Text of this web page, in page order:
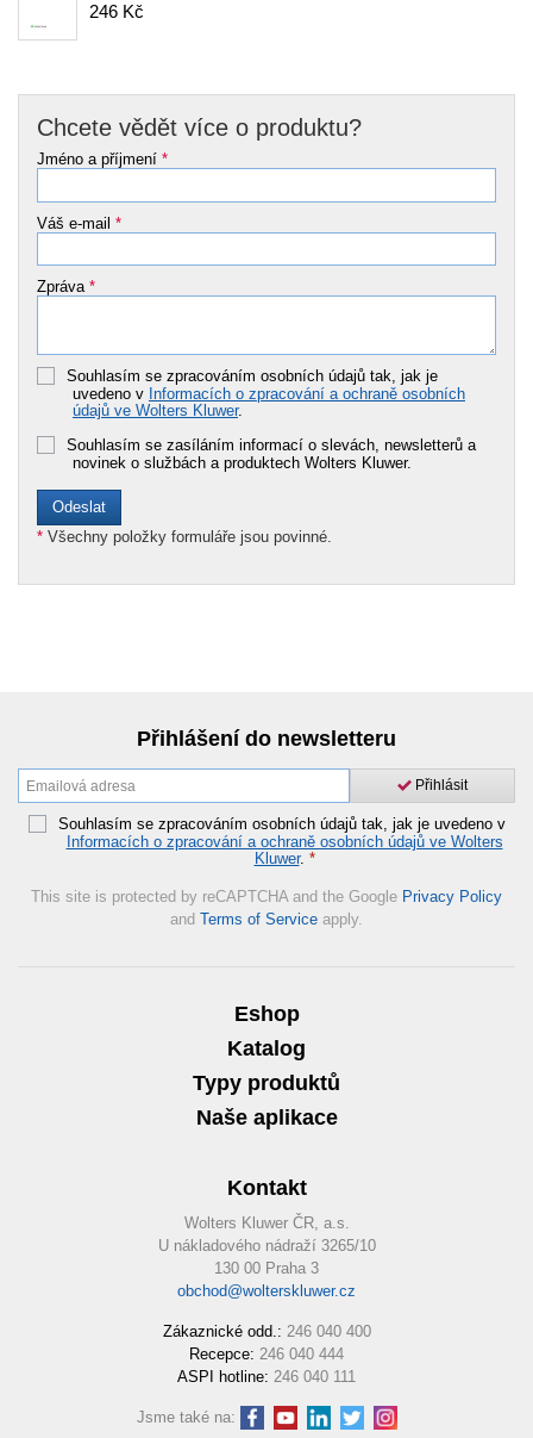
246 Kč
Chcete vědět více o produktu?
Jméno a příjmení *
Váš e-mail *
Zpráva *
Souhlasím se zpracováním osobních údajů tak, jak je
uvedeno v Informacích o zpracování a ochraně osobních
údajů ve Wolters Kluwer.
Souhlasím se zasíláním informací o slevách, newsletterů a
novinek o službách a produktech Wolters Kluwer.
* Všechny položky formuláře jsou povinné.
Přihlášení do newsletteru
Přihlásit
Souhlasím se zpracováním osobních údajů tak, jak je uvedeno v
Informacích o zpracování a ochraně osobních údajů ve Wolters
Kluwer. *
This site is protected by reCAPTCHA and the Google Privacy Policy
and Terms of Service apply.
Eshop
Katalog
Typy produktů
Naše aplikace
Kontakt
Wolters Kluwer ČR, a.s.
U nákladového nádraží 3265/10
130 00 Praha 3
obchod@wolterskluwer.cz
Zákaznické odd.: 246 040 400
Recepce: 246 040 444
ASPI hotline: 246 040 111
Jsme také na: